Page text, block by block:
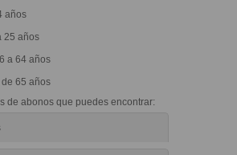
años
25 años
a 64 años
65 años
de abonos que puedes encontrar: